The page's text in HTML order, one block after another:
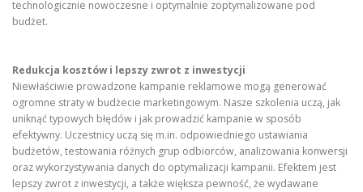
technologicznie nowoczesne i optymalnie zoptymalizowane pod
budżet.
Redukcja kosztów i lepszy zwrot z inwestycji
Niewłaściwie prowadzone kampanie reklamowe mogą generować
ogromne straty w budżecie marketingowym. Nasze szkolenia uczą, jak
uniknąć typowych błędów i jak prowadzić kampanie w sposób
efektywny. Uczestnicy uczą się m.in. odpowiedniego ustawiania
budżetów, testowania różnych grup odbiorców, analizowania konwersji
oraz wykorzystywania danych do optymalizacji kampanii. Efektem jest
lepszy zwrot z inwestycji, a także większa pewność, że wydawane